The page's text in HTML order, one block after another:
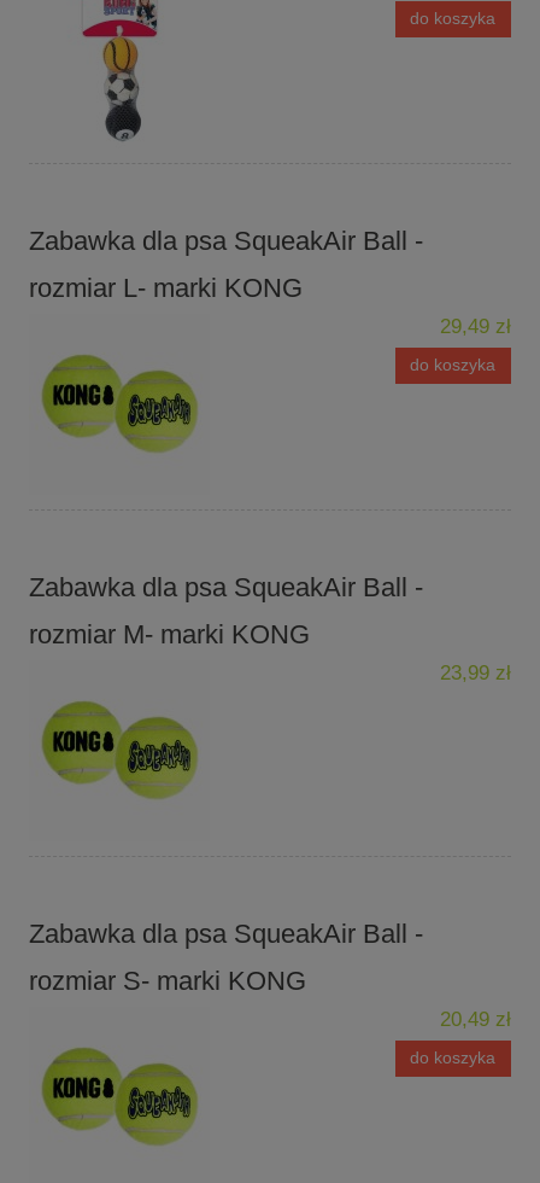
do koszyka
Zabawka dla psa SqueakAir Ball -
rozmiar L- marki KONG
29,49 zł
do koszyka
Zabawka dla psa SqueakAir Ball -
rozmiar M- marki KONG
23,99 zł
Zabawka dla psa SqueakAir Ball -
rozmiar S- marki KONG
20,49 zł
do koszyka